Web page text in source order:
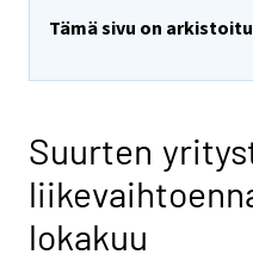
Tämä sivu on
Suurten
lokakuu